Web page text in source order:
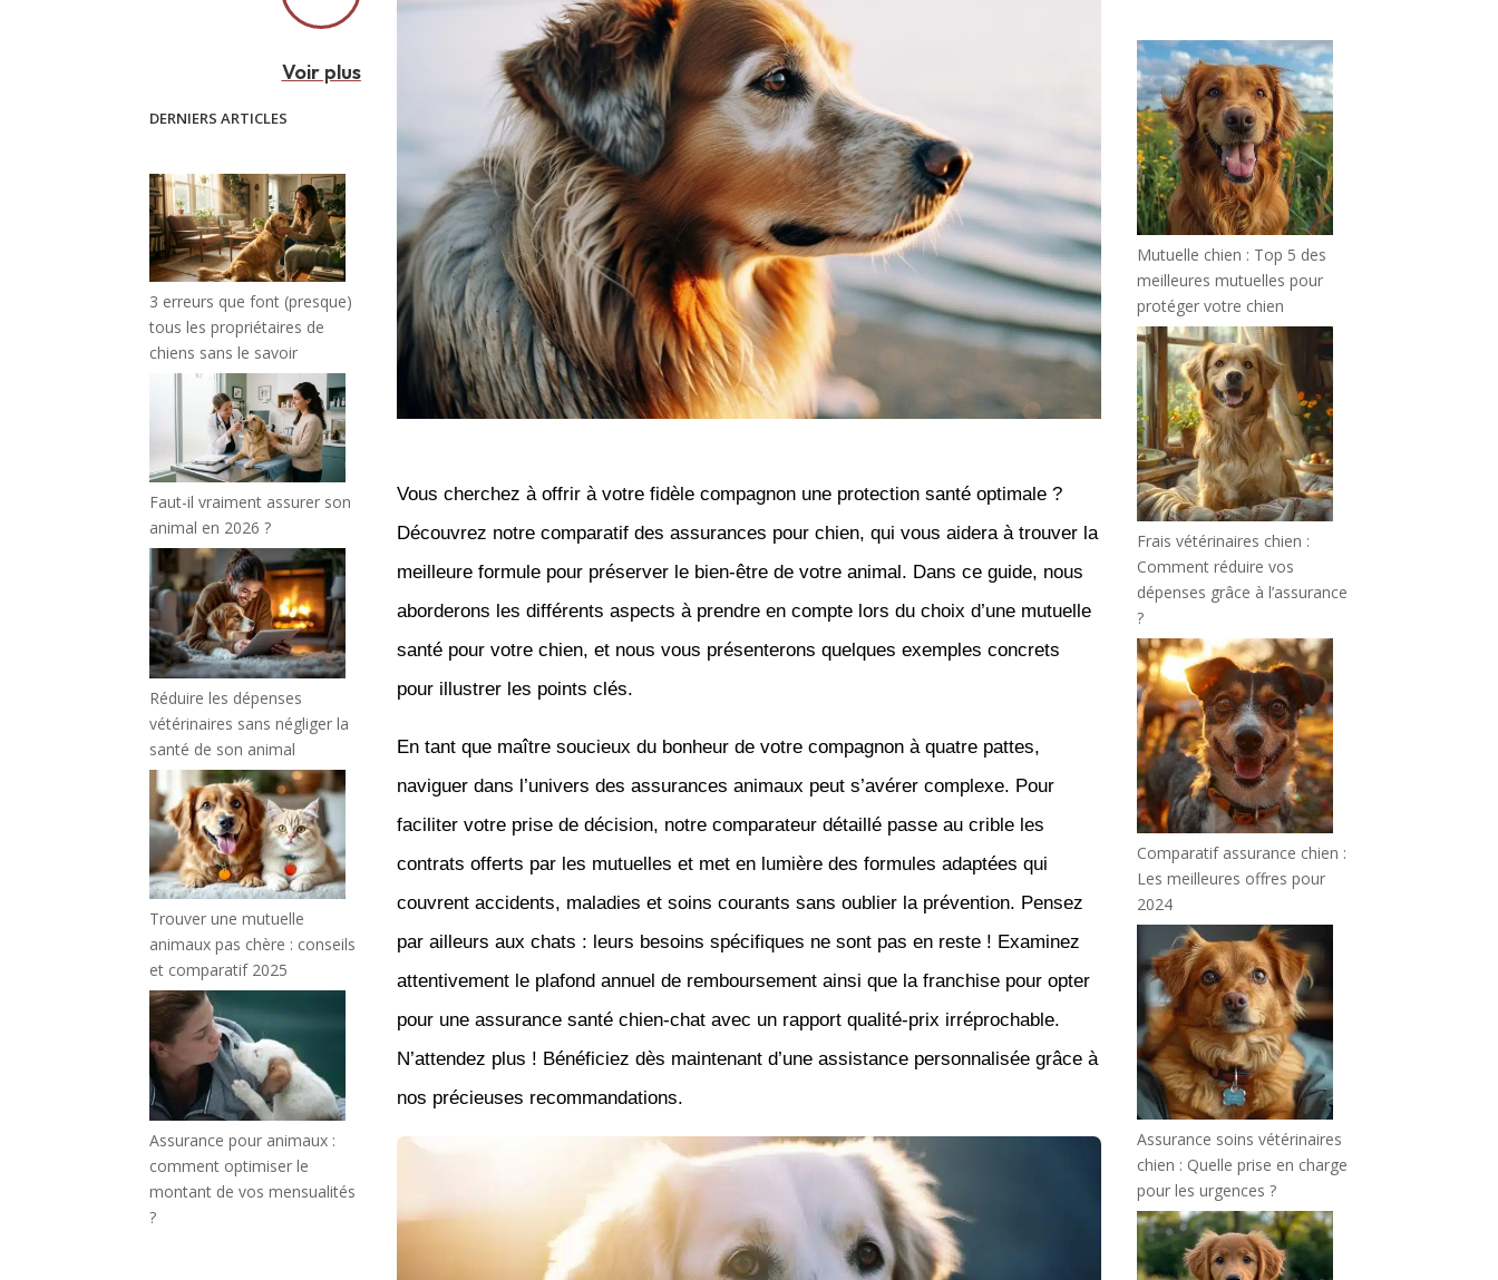
Voir plus
DERNIERS ARTICLES
3 erreurs que font (presque)
tous les propriétaires de
chiens sans le savoir
Faut-il vraiment assurer son
animal en 2026 ?
Réduire les dépenses
vétérinaires sans négliger la
santé de son animal
Trouver une mutuelle
animaux pas chère : conseils
et comparatif 2025
Assurance pour animaux :
comment optimiser le
montant de vos mensualités
?
Vous cherchez à offrir à votre fidèle compagnon une protection santé optimale ?
Découvrez notre comparatif des assurances pour chien, qui vous aidera à trouver la
meilleure formule pour préserver le bien-être de votre animal. Dans ce guide, nous
aborderons les différents aspects à prendre en compte lors du choix d’une mutuelle
santé pour votre chien, et nous vous présenterons quelques exemples concrets
pour illustrer les points clés.
En tant que maître soucieux du bonheur de votre compagnon à quatre pattes,
naviguer dans l’univers des assurances animaux peut s’avérer complexe. Pour
faciliter votre prise de décision, notre comparateur détaillé passe au crible les
contrats offerts par les mutuelles et met en lumière des formules adaptées qui
couvrent accidents, maladies et soins courants sans oublier la prévention. Pensez
par ailleurs aux chats : leurs besoins spécifiques ne sont pas en reste ! Examinez
attentivement le plafond annuel de remboursement ainsi que la franchise pour opter
pour une assurance santé chien-chat avec un rapport qualité-prix irréprochable.
N’attendez plus ! Bénéficiez dès maintenant d’une assistance personnalisée grâce à
nos précieuses recommandations.
Mutuelle chien : Top 5 des
meilleures mutuelles pour
protéger votre chien
Frais vétérinaires chien :
Comment réduire vos
dépenses grâce à l’assurance
?
Comparatif assurance chien :
Les meilleures offres pour
2024
Assurance soins vétérinaires
chien : Quelle prise en charge
pour les urgences ?